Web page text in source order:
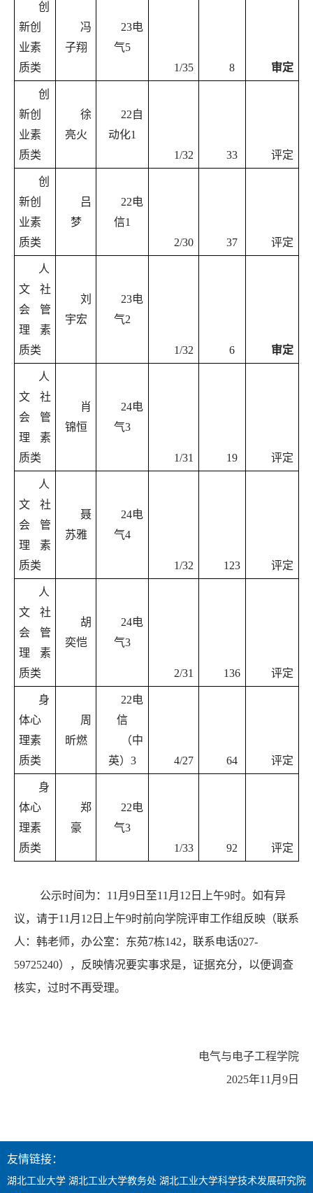
创
新创
业素
质类
冯
子翔
23电
气5
1/35
8 审定
创
新创
业素
质类
徐
亮火
22自
动化1
1/32
33 评定
创
新创
业素
质类
吕
梦
22电
信1
2/30
37 评定
人
文社
会管
理素
质类
刘
宇宏
23电
气2
1/32 6 审定
人
文社
会管
理素
质类
肖
锦恒
24电
气3
1/31 19 评定
人
文社
会管
理素
质类
聂
苏雅
24电
气4
1/32 123 评定
人
文社
会管
理素
质类
胡
奕恺
24电
气3
2/31 136 评定
身
体心
理素
质类
周
昕燃
22电
信
（中
英）3
4/27 64 评定
身
体心
理素
质类
郑
豪
22电
气3
1/33
92 评定
公示时间为：1 1月9 日至1 1 月1 2 日上午9时。如有异
议，请于1 1 月1 2 日上午9时前向学院评审工作组反映（联系
人： 韩老师，办公室：东苑7栋142，联系电话027-
59725240），反映情况要实事求是，证据充分，以便调查
核实，过时不再受理。
电气与电子工程学院
2025年11月9日
友情链接：
湖北工业大学 湖北工业大学教务处 湖北工业大学科学技术发展研究院